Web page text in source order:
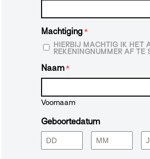
Machtiging *
HIERBIJ MACHTIG IK HET
REKENINGNUMMER AF TE
Naam *
Voornaam
Geboortedatum
Dag Maand